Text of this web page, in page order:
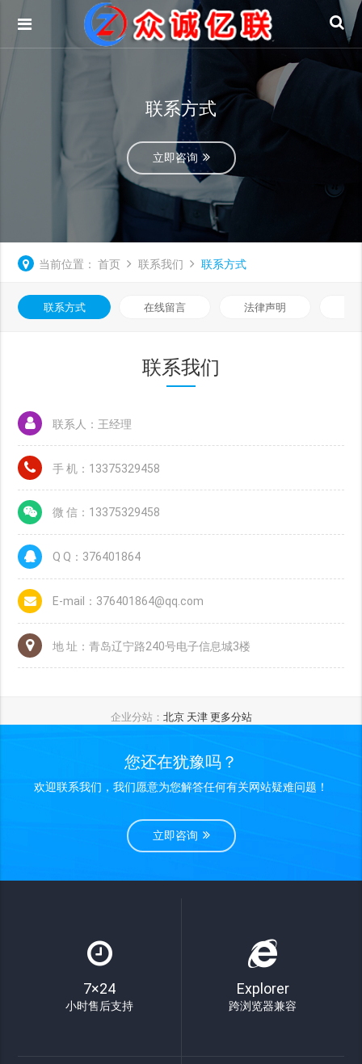
联系方式
立即咨询
当前位置： 首页 联系我们 联系方式
联系方式 在线留言 法律声明
联系我们
联系人：王经理
手 机：13375329458
微 信：13375329458
Q Q：376401864
E-mail：376401864@qq.com
地 址：青岛辽宁路240号电子信息城3楼
企业分站： 北京 天津 更多分站
您还在犹豫吗？
欢迎联系我们，我们愿意为您解答任何有关网站疑难问题！
立即咨询
7×24
小时售后支持
Explorer
跨浏览器兼容